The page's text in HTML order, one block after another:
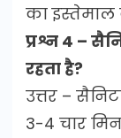
का
प्रश्न 4 –
रहता है?
उत्तर –
3-4 चार